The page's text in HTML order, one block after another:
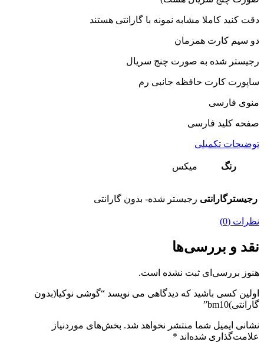
دقت کنید کاملا مشابه نمونه با گارانتی هستند
دو سیم کارت همزمان
رجیستر شده به صورت چنج سریال
ساپورت کارت حافظه جانبی رم
منوی فارسی
صفحه کلید فارسی
توضیحات تکمیلی
رنگ میکس
رجیسترگارانتی رجیستر شده- بدون گارانتی
نظرات (0)
نقد و بررسی‌ها
هنوز بررسی‌ای ثبت نشده است.
اولین کسی باشید که دیدگاهی می نویسد “گوشی نوکیا(بدون
گارانتی)bm10”
نشانی ایمیل شما منتشر نخواهد شد. بخش‌های موردنیاز
علامت‌گذاری شده‌اند *